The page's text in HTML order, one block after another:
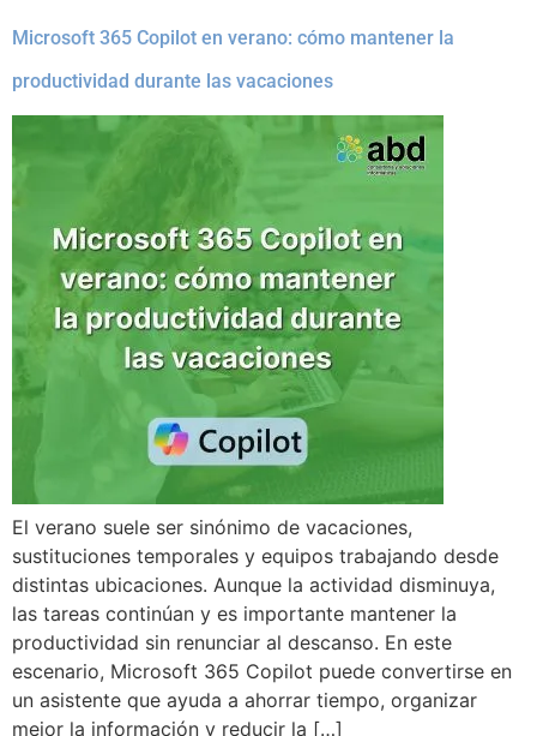
Microsoft 365 Copilot en verano: cómo mantener la
productividad durante las vacaciones
El verano suele ser sinónimo de vacaciones,
sustituciones temporales y equipos trabajando desde
distintas ubicaciones. Aunque la actividad disminuya,
las tareas continúan y es importante mantener la
productividad sin renunciar al descanso. En este
escenario, Microsoft 365 Copilot puede convertirse en
un asistente que ayuda a ahorrar tiempo, organizar
mejor la información y reducir la […]